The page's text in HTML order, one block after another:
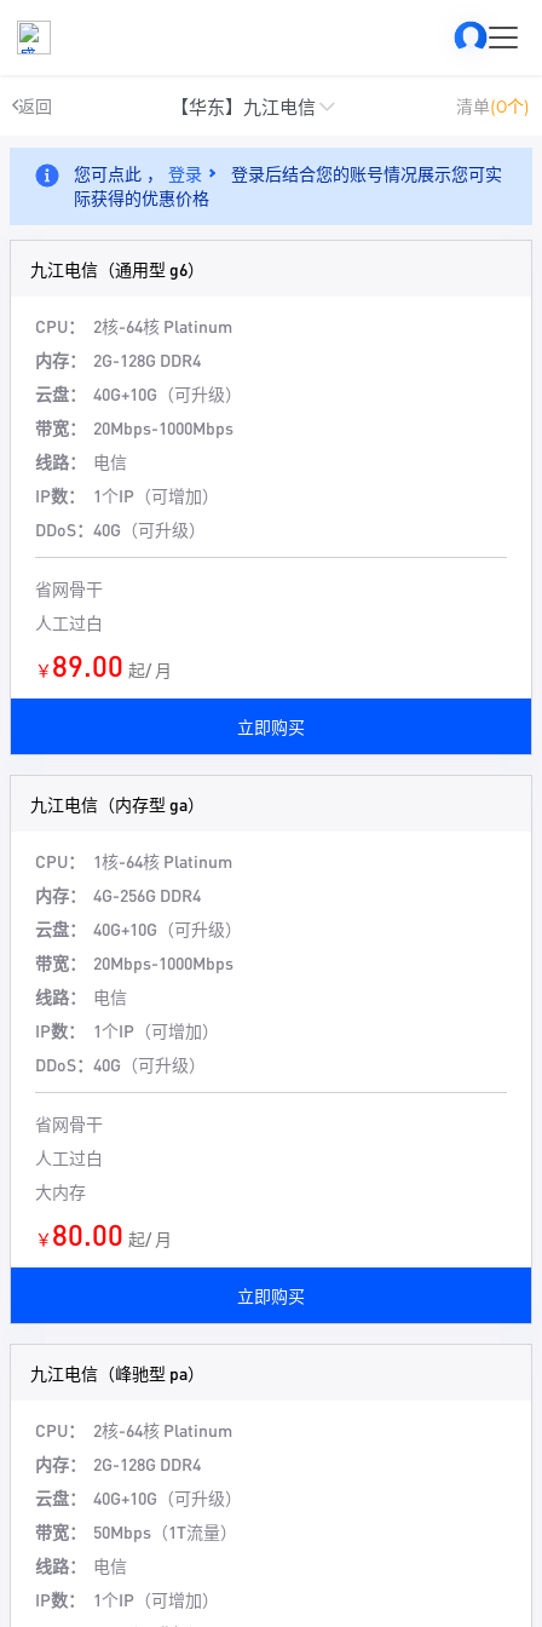
返回 【华东】九江电信 清单(0个)
您可点此 ， 登录
登录后结合您的账号情况展示您可实
际获得的优惠价格
九江电信（通用型 g6）
CPU： 2核-64核 Platinum
内存：
2G-128G DDR4
云盘：
40G+10G（可升级）
带宽：
20Mbps-1000Mbps
线路：
电信
IP数：
1个IP（可增加）
DDoS： 40G（可升级）
省网骨干
人工过白
￥ 89.00 起/ 月
立即购买
九江电信（内存型 ga）
CPU： 1核-64核 Platinum
内存：
4G-256G DDR4
云盘：
40G+10G（可升级）
带宽：
20Mbps-1000Mbps
线路：
电信
IP数：
1个IP（可增加）
DDoS： 40G（可升级）
省网骨干
人工过白
大内存
￥ 80.00 起/ 月
立即购买
九江电信（峰驰型 pa）
CPU： 2核-64核 Platinum
内存：
2G-128G DDR4
云盘：
40G+10G（可升级）
带宽：
50Mbps（1T流量）
线路：
电信
IP数：
1个IP（可增加）